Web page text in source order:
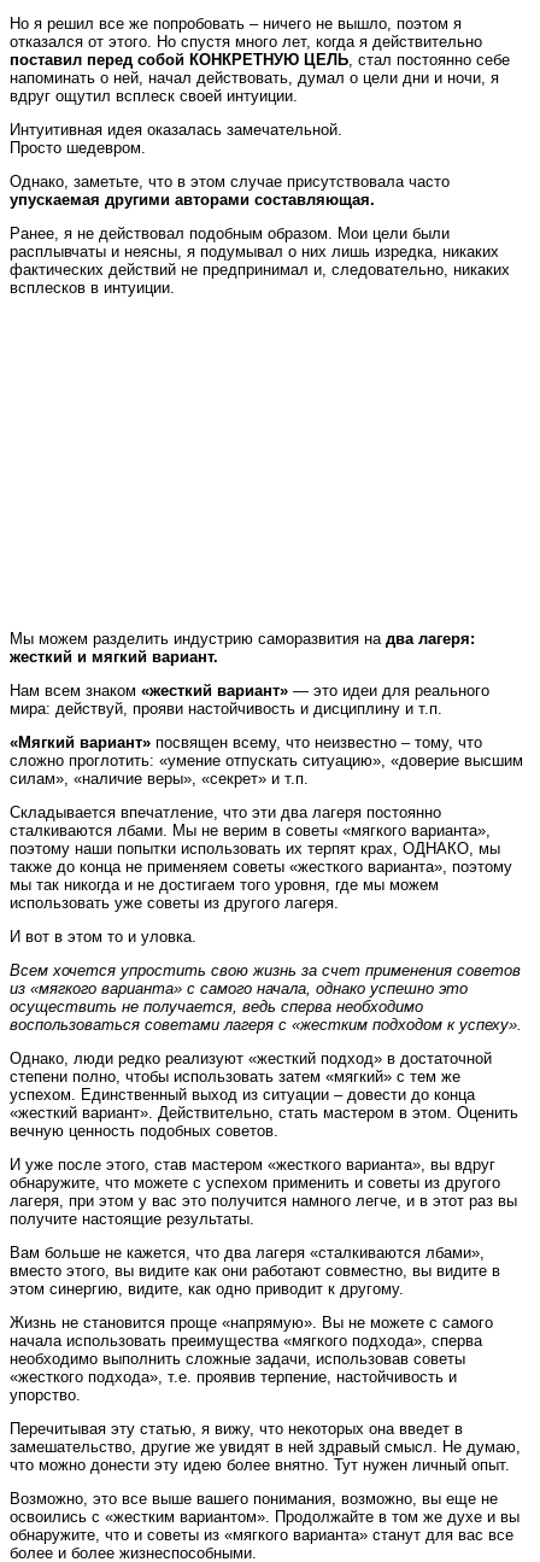
Но я решил все же попробовать – ничего не вышло, поэтом я
отказался от этого. Но спустя много лет, когда я действительно
поставил перед собой КОНКРЕТНУЮ ЦЕЛЬ , стал постоянно себе
напоминать о ней, начал действовать, думал о цели дни и ночи, я
вдруг ощутил всплеск своей интуиции.
Интуитивная идея оказалась замечательной.
Просто шедевром.
Однако, заметьте, что в этом случае присутствовала часто
упускаемая другими авторами составляющая.
Ранее, я не действовал подобным образом. Мои цели были
расплывчаты и неясны, я подумывал о них лишь изредка, никаких
фактических действий не предпринимал и, следовательно, никаких
всплесков в интуиции.
Мы можем разделить индустрию саморазвития на два лагеря:
жесткий и мягкий вариант.
Нам всем знаком «жесткий вариант» — это идеи для реального
мира: действуй, прояви настойчивость и дисциплину и т.п.
«Мягкий вариант» посвящен всему, что неизвестно – тому, что
сложно проглотить: «умение отпускать ситуацию», «доверие высшим
силам», «наличие веры», «секрет» и т.п.
Складывается впечатление, что эти два лагеря постоянно
сталкиваются лбами. Мы не верим в советы «мягкого варианта»,
поэтому наши попытки использовать их терпят крах, ОДНАКО, мы
также до конца не применяем советы «жесткого варианта», поэтому
мы так никогда и не достигаем того уровня, где мы можем
использовать уже советы из другого лагеря.
И вот в этом то и уловка.
Всем хочется упростить свою жизнь за счет применения советов
из «мягкого варианта» с самого начала, однако успешно это
осуществить не получается, ведь сперва необходимо
воспользоваться советами лагеря с «жестким подходом к успеху».
Однако, люди редко реализуют «жесткий подход» в достаточной
степени полно, чтобы использовать затем «мягкий» с тем же
успехом. Единственный выход из ситуации – довести до конца
«жесткий вариант». Действительно, стать мастером в этом. Оценить
вечную ценность подобных советов.
И уже после этого, став мастером «жесткого варианта», вы вдруг
обнаружите, что можете с успехом применить и советы из другого
лагеря, при этом у вас это получится намного легче, и в этот раз вы
получите настоящие результаты.
Вам больше не кажется, что два лагеря «сталкиваются лбами»,
вместо этого, вы видите как они работают совместно, вы видите в
этом синергию, видите, как одно приводит к другому.
Жизнь не становится проще «напрямую». Вы не можете с самого
начала использовать преимущества «мягкого подхода», сперва
необходимо выполнить сложные задачи, использовав советы
«жесткого подхода», т.е. проявив терпение, настойчивость и
упорство.
Перечитывая эту статью, я вижу, что некоторых она введет в
замешательство, другие же увидят в ней здравый смысл. Не думаю,
что можно донести эту идею более внятно. Тут нужен личный опыт.
Возможно, это все выше вашего понимания, возможно, вы еще не
освоились с «жестким вариантом». Продолжайте в том же духе и вы
обнаружите, что и советы из «мягкого варианта» станут для вас все
более и более жизнеспособными.